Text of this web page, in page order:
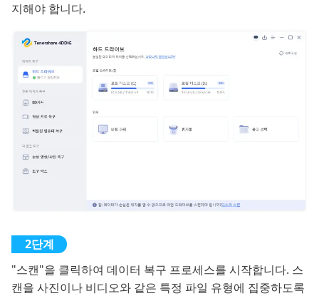
지해야 합니다.
"스캔"을 클릭하여 데이터 복구 프로세스를 시작합니다. 스
캔을 사진이나 비디오와 같은 특정 파일 유형에 집중하도록